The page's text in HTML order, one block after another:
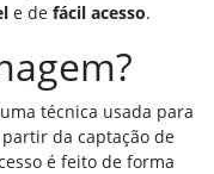
e de fácil acesso.
técnica usada para
da captação de
é feito de forma